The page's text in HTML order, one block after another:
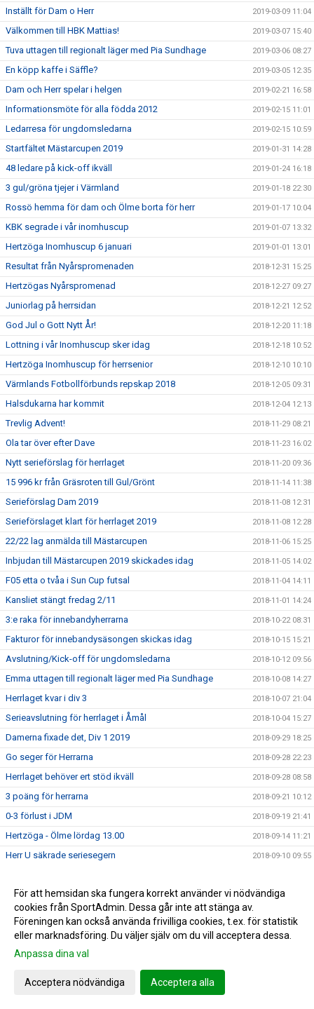
Inställt för Dam o Herr 2019-03-09 11:04
Välkommen till HBK Mattias! 2019-03-07 15:40
Tuva uttagen till regionalt läger med Pia Sundhage 2019-03-06 08:27
En köpp kaffe i Säffle? 2019-03-05 12:35
Dam och Herr spelar i helgen 2019-02-21 16:58
Informationsmöte för alla födda 2012 2019-02-15 11:01
Ledarresa för ungdomsledarna 2019-02-15 10:59
Startfältet Mästarcupen 2019 2019-01-31 14:28
48 ledare på kick-off ikväll 2019-01-24 16:18
3 gul/gröna tjejer i Värmland 2019-01-18 22:30
Rossö hemma för dam och Ölme borta för herr 2019-01-17 10:04
KBK segrade i vår inomhuscup 2019-01-07 13:32
Hertzöga Inomhuscup 6 januari 2019-01-01 13:01
Resultat från Nyårspromenaden 2018-12-31 15:25
Hertzögas Nyårspromenad 2018-12-27 09:27
Juniorlag på herrsidan 2018-12-21 12:52
God Jul o Gott Nytt År! 2018-12-20 11:18
Lottning i vår Inomhuscup sker idag 2018-12-18 10:52
Hertzöga Inomhuscup för herrsenior 2018-12-10 10:10
Värmlands Fotbollförbunds repskap 2018 2018-12-05 09:31
Halsdukarna har kommit 2018-12-04 12:13
Trevlig Advent! 2018-11-29 08:21
Ola tar över efter Dave 2018-11-23 16:02
Nytt serieförslag för herrlaget 2018-11-20 09:36
15 996 kr från Gräsroten till Gul/Grönt 2018-11-14 11:38
Serieförslag Dam 2019 2018-11-08 12:31
Serieförslaget klart för herrlaget 2019 2018-11-08 12:28
22/22 lag anmälda till Mästarcupen 2018-11-06 15:25
Inbjudan till Mästarcupen 2019 skickades idag 2018-11-05 14:02
F05 etta o tvåa i Sun Cup futsal 2018-11-04 14:11
Kansliet stängt fredag 2/11 2018-11-01 14:24
3:e raka för innebandyherrarna 2018-10-22 08:31
Fakturor för innebandysäsongen skickas idag 2018-10-15 15:21
Avslutning/Kick-off för ungdomsledarna 2018-10-12 09:56
Emma uttagen till regionalt läger med Pia Sundhage 2018-10-08 14:27
Herrlaget kvar i div 3 2018-10-07 21:04
Serieavslutning för herrlaget i Åmål 2018-10-04 15:27
Damerna fixade det, Div 1 2019 2018-09-29 18:25
Go seger för Herrarna 2018-09-28 22:23
Herrlaget behöver ert stöd ikväll 2018-09-28 08:58
3 poäng för herrarna 2018-09-21 10:12
0-3 förlust i JDM 2018-09-19 21:41
Hertzöga - Ölme lördag 13.00 2018-09-14 11:21
Herr U säkrade seriesegern 2018-09-10 09:55
Daves grabbar åker till Adolfsberg 2018-09-07 08:42
JDM-final för våra tjejer
Ödesmatch för herrlaget 2018-08-31 12:48
Pontus Johansson och Maria Busk inspirerar
För att hemsidan ska fungera korrekt använder vi nödvändiga
cookies från SportAdmin. Dessa går inte att stänga av.
Föreningen kan också använda frivilliga cookies, t.ex. för statistik
eller marknadsföring. Du väljer själv om du vill acceptera dessa.
Anpassa dina val
Acceptera nödvändiga Acceptera alla